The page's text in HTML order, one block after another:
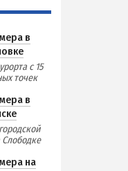
в
с 15
точек
в
на